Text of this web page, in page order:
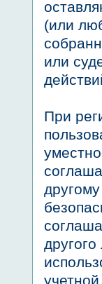
(или
или
При